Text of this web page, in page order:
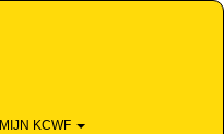
MIJN KCWF